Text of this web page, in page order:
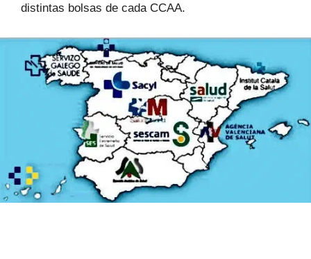
distintas bolsas de cada CCAA.